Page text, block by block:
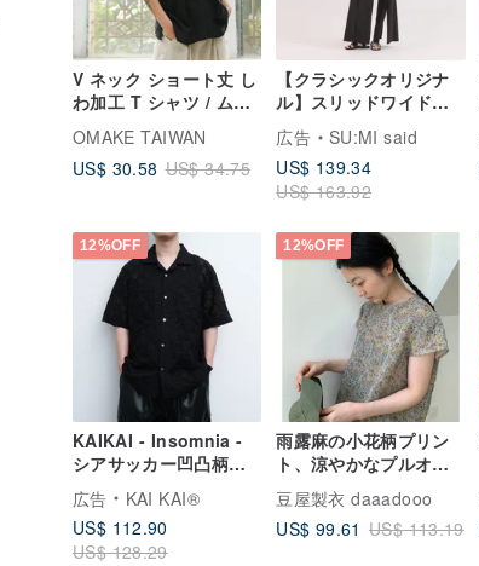
V ネック ショート丈 し
わ加工 T シャツ / ムー
スブラック
OMAKE TAIWAN
US$ 30.58 US$ 34.75
【クラシックオリジナ
ル】スリッドワイドパ
ンツ_CLB005_黑
広告
SU:MI said
US$ 139.34
US$ 163.92
12%OFF
KAIKAI - Insomnia -
シアサッカー凹凸柄キ
ューバシャツ
広告
KAI KAI®
US$ 112.90
US$ 128.29
12%OFF
雨露麻の小花柄プリン
ト、涼やかなプルオー
バー半袖ブラウス
豆屋製衣 daaadooo
US$ 99.61 US$ 113.19